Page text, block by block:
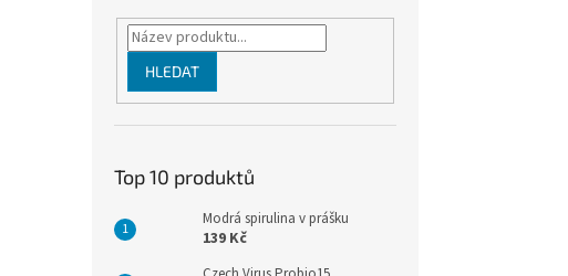
HLEDAT
Top 10 produktů
Modrá spirulina v prášku
139 Kč